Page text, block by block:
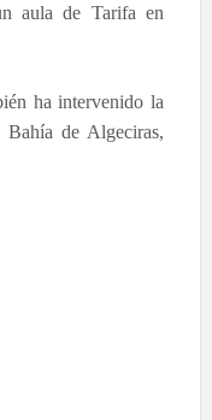
aula de Tarifa en
ha intervenido la
de Algeciras,